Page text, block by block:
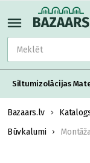
Siltumizolācijas
Bazaars.lv
Būvkalumi